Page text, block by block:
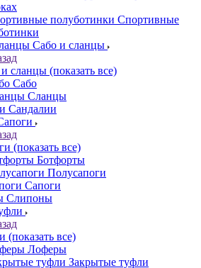
Спортивные
Сабо и сланцы
сланцы (показать все)
Сабо
Сланцы
Сандалии
(показать все)
Ботфорты
Полусапоги
Сапоги
Слипоны
(показать все)
Лоферы
Закрытые туфли